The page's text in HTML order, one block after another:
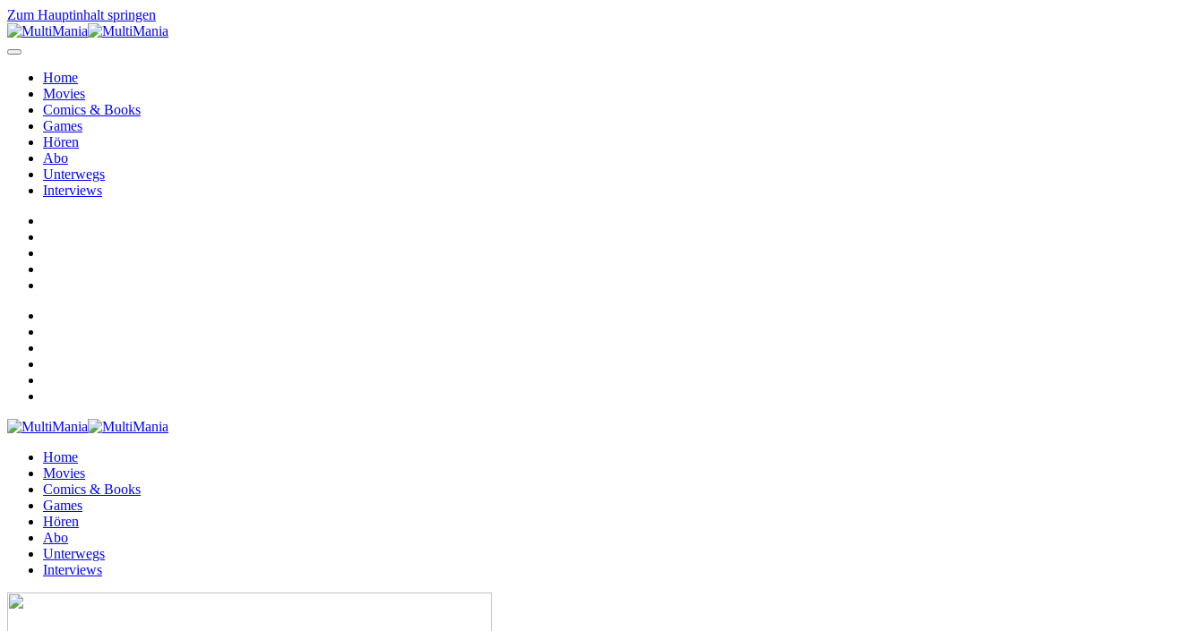
Zum Hauptinhalt springen
Home
Movies
Comics & Books
Games
Hören
Abo
Unterwegs
Interviews
Home
Movies
Comics & Books
Games
Hören
Abo
Unterwegs
Interviews